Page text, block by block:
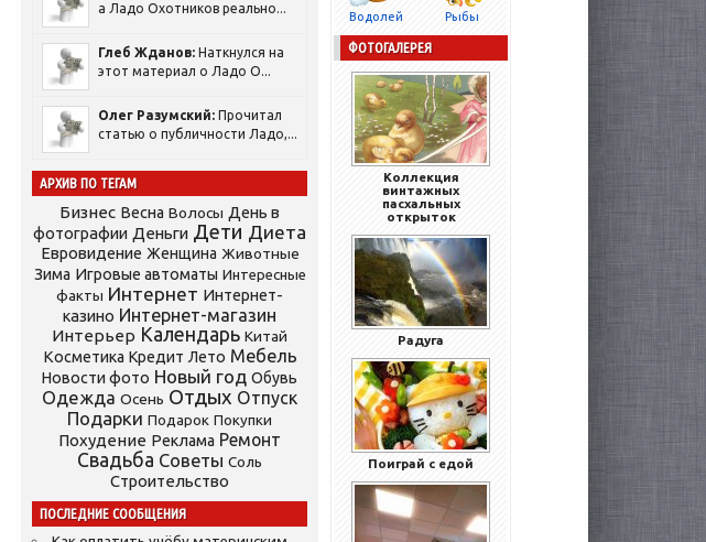
а Ладо Охотников реально...
Глеб Жданов: Наткнулся на
этот материал о Ладо О...
Олег Разумский: Прочитал
статью о публичности Ладо,...
АРХИВ ПО ТЕГАМ
Бизнес Весна Волосы День в
фотографии Деньги Дети Диета
Евровидение Женщина Животные
Зима Игровые автоматы Интересные
факты Интернет Интернет-
казино Интернет-магазин
Интерьер Календарь Китай
Косметика Кредит Лето Мебель
Новости фото Новый год Обувь
Одежда Осень Отдых Отпуск
Подарки Подарок Покупки
Похудение Реклама Ремонт
Свадьба Советы Соль
Строительство
ПОСЛЕДНИЕ СООБЩЕНИЯ
Водолей Рыбы
ФОТОГАЛЕРЕЯ
Коллекция
винтажных
пасхальных
открыток
Радуга
Поиграй с едой